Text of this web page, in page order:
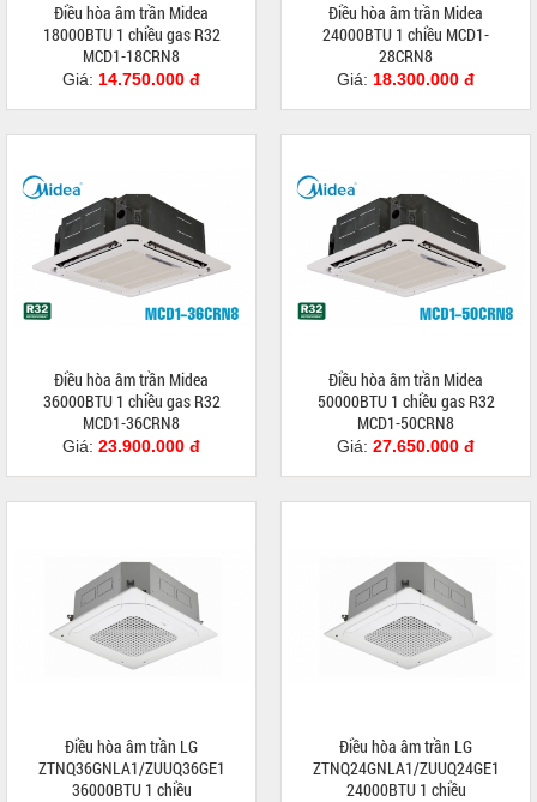
Điều hòa âm trần Midea
18000BTU 1 chiều gas R32
MCD1-18CRN8
Giá: 14.750.000 đ
Điều hòa âm trần Midea
24000BTU 1 chiều MCD1-
28CRN8
Giá: 18.300.000 đ
Điều hòa âm trần Midea
36000BTU 1 chiều gas R32
MCD1-36CRN8
Giá: 23.900.000 đ
Điều hòa âm trần Midea
50000BTU 1 chiều gas R32
MCD1-50CRN8
Giá: 27.650.000 đ
Điều hòa âm trần LG
ZTNQ36GNLA1/ZUUQ36GE1
36000BTU 1 chiều
Điều hòa âm trần LG
ZTNQ24GNLA1/ZUUQ24GE1
24000BTU 1 chiều